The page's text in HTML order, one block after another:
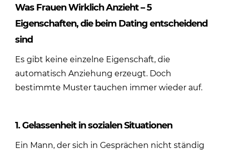
Was Frauen Wirklich Anzieht – 5
Eigenschaften, die beim Dating entscheidend
sind
Es gibt keine einzelne Eigenschaft, die
automatisch Anziehung erzeugt. Doch
bestimmte Muster tauchen immer wieder auf.
1. Gelassenheit in sozialen Situationen
Ein Mann, der sich in Gesprächen nicht ständig